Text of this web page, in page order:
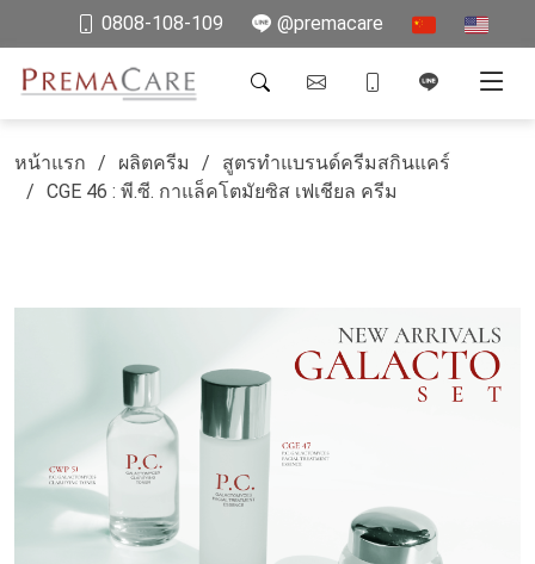
0808-108-109 @premacare
หน้าแรก ผลิตครีม
สูตรทำแบรนด์ครีมสกินแคร์
CGE 46 : พี.ซี. กาแล็คโตมัยซิส เฟเชียล ครีม